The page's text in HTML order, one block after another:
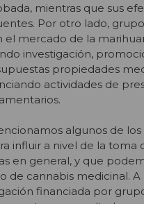
mientras que sus
Por otro lado,
el mercado de la
investigación,
propiedades
actividades de
algunos de
influir a nivel de la toma
en general, y que
de cannabis medicinal.
financiada por